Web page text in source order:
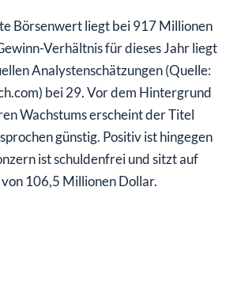
Börsenwert liegt bei 917 Millionen
Verhältnis für dieses Jahr liegt
Analystenschätzungen (Quelle:
bei 29. Vor dem Hintergrund
Wachstums erscheint der Titel
günstig. Positiv ist hingegen
ist schuldenfrei und sitzt auf
106,5 Millionen Dollar.